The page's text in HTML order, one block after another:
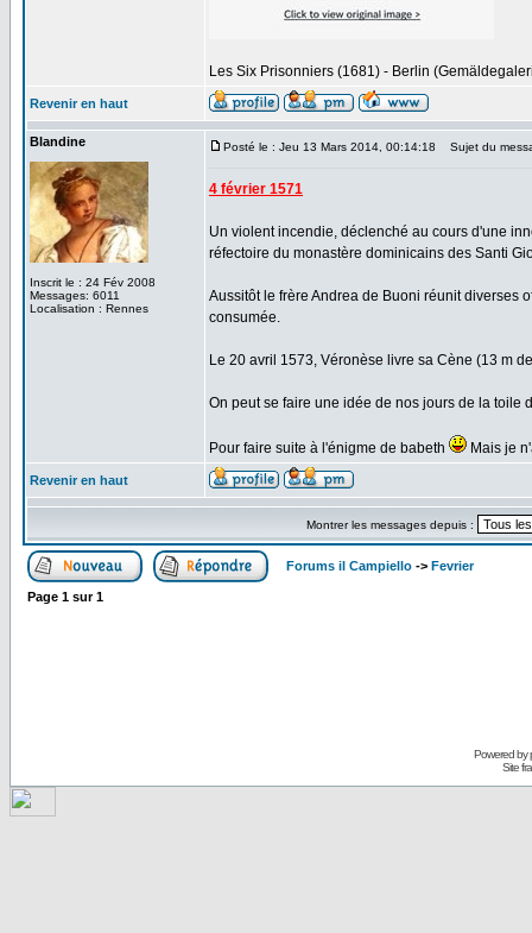
Les Six Prisonniers (1681) - Berlin
Revenir en haut
Blandine
Inscrit le : 24 Fév 2008
Messages: 6011
Localisation : Rennes
Posté le : Jeu 13 Mars 2014, 00:14:18 Sujet du
4 février 1571
Un violent incendie, déclenché au cours d'une
réfectoire du monastère dominicains des Santi
Aussitôt le frère Andrea de Buoni réunit diverses
consumée.
Le 20 avril 1573, Véronèse livre sa Cène (13 m
On peut se faire une idée de nos jours de la toile
Pour faire suite à l'énigme de babeth Mais je
Revenir en haut
Montrer les messages depuis :
Forums il Campiello -> Fevrier
Page 1 sur1
Powered by
Site